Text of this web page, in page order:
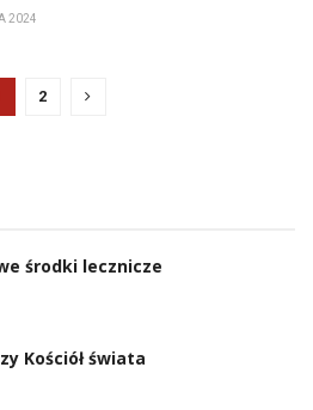
2024
2
środki lecznicze
Kościół świata